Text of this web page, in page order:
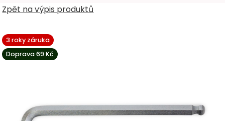
Ostatní sortiment
Zpět na výpis produktů
3 roky záruka
Doprava 69 Kč